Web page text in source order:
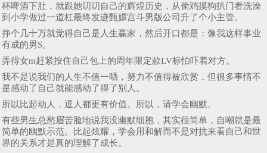
杯啤酒下肚，就跟她叨叨自己的辉煌历史，从偷鸡摸狗扒门看洗澡
到小学做过一道杠最终发迹甄嬛宫斗男版公司升了个小主管。
挣个几十万就觉得自己是人生赢家，然后开口都是：像我这样事业
有成的男S。
弄得女m赶紧按住自己包上的周年限定款LV标怕吓着对方。
我不是说我们的人生不值一晒，努力不值得被欣赏，但很多事情不
是感动了自己就能感动了得了别人。
所以比起动人，逗人都更有价值。所以，请学会幽默。
有些男生总愁眉苦脸地说我没幽默细胞，其实很简单，自嘲就是最
简单的幽默示范。比起炫耀，学会用和解而不是对抗来看自己和世
界的关系才是真的理解了成长。